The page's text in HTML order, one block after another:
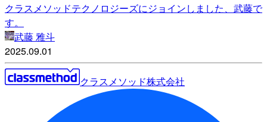
クラスメソッドテクノロジーズにジョインしました、武藤で
す。
武藤 雅斗
2025.09.01
クラスメソッド株式会社